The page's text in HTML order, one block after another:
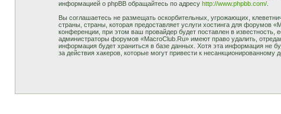
информацией о phpBB обращайтесь по адресу http://www.phpbb.com/.
Вы соглашаетесь не размещать оскорбительных, угрожающих,
страны, страны, которая предоставляет услуги хостинга для
конференции, при этом ваш провайдер будет поставлен в
администраторы форумов «MacroClub.Ru» имеют право удалить,
информация будет храниться в базе данных. Хотя эта информация не
за действия хакеров, которые могут привести к несанкционированному